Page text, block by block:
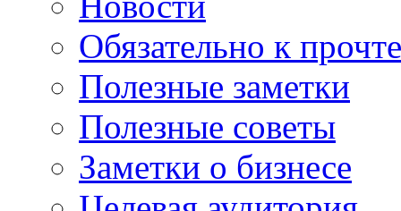
Обязательно к
Полезные заметки
Полезные советы
Заметки о бизнесе